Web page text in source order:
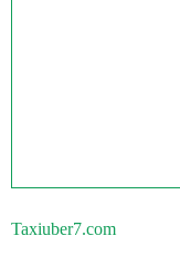
Taxiuber7.com